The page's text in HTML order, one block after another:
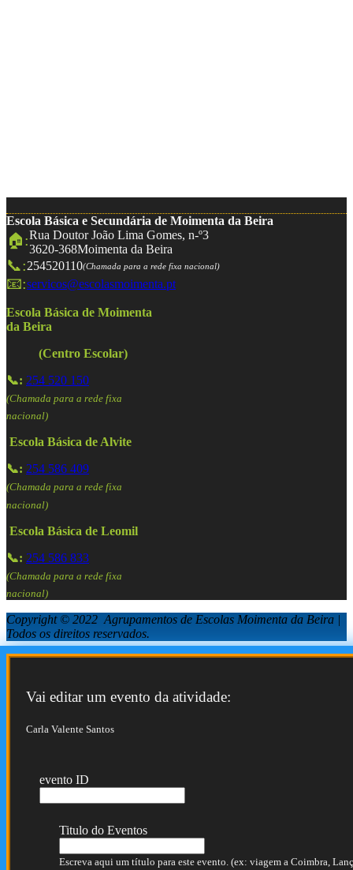
Escola Básica e Secundária de Moimenta da Beira
🏠:Rua Doutor João Lima Gomes, n-º3
3620-368Moimenta da Beira
📞:254520110(Chamada para a rede fixa nacional)
📧:servicos@escolasmoimenta.pt
Escola Básica de Moimenta
da Beira
(Centro Escolar)
📞: 254 520 150
(Chamada para a rede fixa
nacional)
Escola Básica de Alvite
📞: 254 586 409
(Chamada para a rede fixa
nacional)
Escola Básica de Leomil
📞: 254 586 833
(Chamada para a rede fixa
nacional)
Copyright © 2022 Agrupamentos de Escolas Moimenta da Beira |
Todos os direitos reservados.
Vai editar um evento da atividade:
Carla Valente Santos
evento ID
Titulo do Eventos
Escreva aqui um título para este evento. (ex: viagem a Coimbra,